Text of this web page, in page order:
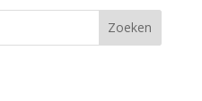
Zoeken